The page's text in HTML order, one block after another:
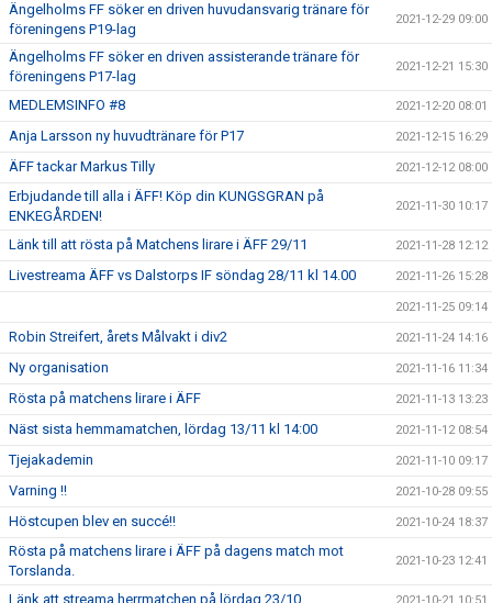
Ängelholms FF söker en driven huvudansvarig tränare för
föreningens P19-lag
2021-12-29 09:00
Ängelholms FF söker en driven assisterande tränare för
föreningens P17-lag
2021-12-21 15:30
MEDLEMSINFO #8 2021-12-20 08:01
Anja Larsson ny huvudtränare för P17 2021-12-15 16:29
ÄFF tackar Markus Tilly 2021-12-12 08:00
Erbjudande till alla i ÄFF! Köp din KUNGSGRAN på
ENKEGÅRDEN!
2021-11-30 10:17
Länk till att rösta på Matchens lirare i ÄFF 29/11 2021-11-28 12:12
Livestreama ÄFF vs Dalstorps IF söndag 28/11 kl 14.00 2021-11-26 15:28
2021-11-25 09:14
Robin Streifert, årets Målvakt i div2 2021-11-24 14:16
Ny organisation 2021-11-16 11:34
Rösta på matchens lirare i ÄFF 2021-11-13 13:23
Näst sista hemmamatchen, lördag 13/11 kl 14:00 2021-11-12 08:54
Tjejakademin 2021-11-10 09:17
Varning !! 2021-10-28 09:55
Höstcupen blev en succé!! 2021-10-24 18:37
Rösta på matchens lirare i ÄFF på dagens match mot
Torslanda.
2021-10-23 12:41
Länk att streama herrmatchen på lördag 23/10